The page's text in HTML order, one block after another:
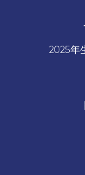
2025年